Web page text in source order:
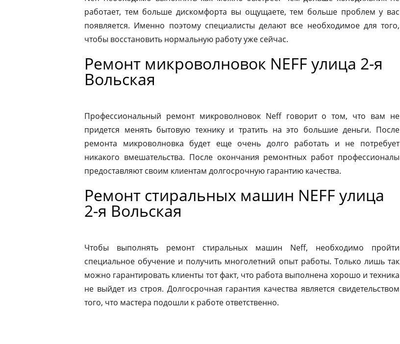
работает, тем больше дискомфорта вы ощущаете, тем больше проблем у вас
появляется. Именно поэтому специалисты делают все необходимое для того,
чтобы восстановить нормальную работу уже сейчас.
Ремонт микроволновок NEFF улица 2-я
Вольская
Профессиональный ремонт микроволновок Neff говорит о том, что вам не
придется менять бытовую технику и тратить на это большие деньги. После
ремонта микроволновка будет еще очень долго работать и не потребует
никакого вмешательства. После окончания ремонтных работ профессионалы
предоставляют своим клиентам долгосрочную гарантию качества.
Ремонт стиральных машин NEFF улица
2-я Вольская
Чтобы выполнять ремонт стиральных машин Neff, необходимо пройти
специальное обучение и получить многолетний опыт работы. Только лишь так
можно гарантировать клиенты тот факт, что работа выполнена хорошо и техника
не выйдет из строя. Долгосрочная гарантия качества является свидетельством
того, что мастера подошли к работе ответственно.